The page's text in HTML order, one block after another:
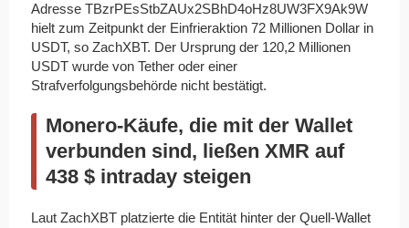
Adresse TBzrPEsStbZAUx2SBhD4oHz8UW3FX9Ak9W
hielt zum Zeitpunkt der Einfrieraktion 72 Millionen Dollar in
USDT, so ZachXBT. Der Ursprung der 120,2 Millionen
USDT wurde von Tether oder einer
Strafverfolgungsbehörde nicht bestätigt.
Monero-Käufe, die mit der Wallet
verbunden sind, ließen XMR auf
438 $ intraday steigen
Laut ZachXBT platzierte die Entität hinter der Quell-Wallet